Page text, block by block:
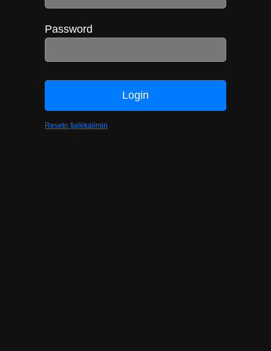
Password
Reseto fjalëkalimin